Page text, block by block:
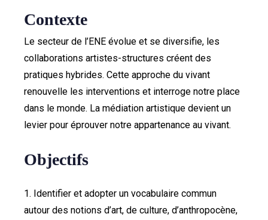
Contexte
Le secteur de l’ENE évolue et se diversifie, les
collaborations artistes-structures créent des
pratiques hybrides. Cette approche du vivant
renouvelle les interventions et interroge notre place
dans le monde. La médiation artistique devient un
levier pour éprouver notre appartenance au vivant.
Objectifs
1. Identifier et adopter un vocabulaire commun
autour des notions d’art, de culture, d’anthropocène,